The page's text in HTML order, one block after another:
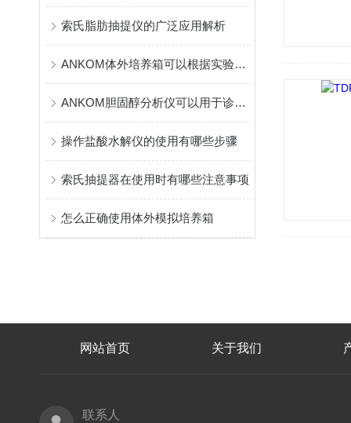
索氏脂肪抽提仪的广泛应用解析
ANKOM体外培养箱可以根据实验需要提供不同的气体环境
ANKOM胆固醇分析仪可以用于诊断和监测心血管疾病、脑血管疾病等疾病
操作盐酸水解仪的使用有哪些步骤
索氏抽提器在使用时有哪些注意事项
怎么正确使用体外模拟培养箱
网站首页 关于我们
联系人